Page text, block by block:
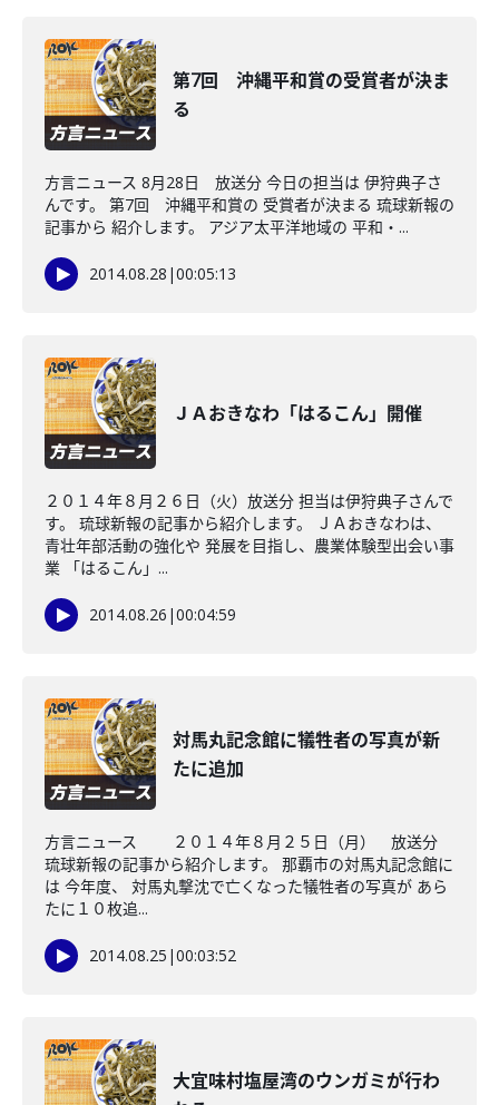
第7回 沖縄平和賞の受賞者が決ま
る
方言ニュース 8月28日 放送分 今日の担当は 伊狩典子さ
んです。 第7回 沖縄平和賞の 受賞者が決まる 琉球新報の
記事から 紹介します。 アジア太平洋地域の 平和・...
2014.08.28 |00:05:13
ＪＡおきなわ「はるこん」開催
２０１４年８月２６日（火）放送分 担当は伊狩典子さんで
す。 琉球新報の記事から紹介します。 ＪＡおきなわは、
青壮年部活動の強化や 発展を目指し、農業体験型出会い事
業 「はるこん」...
2014.08.26 |00:04:59
対馬丸記念館に犠牲者の写真が新
たに追加
方言ニュース ２０１４年８月２５日（月） 放送分
琉球新報の記事から紹介します。 那覇市の対馬丸記念館に
は 今年度、 対馬丸撃沈で亡くなった犠牲者の写真が あら
たに１０枚追...
2014.08.25 |00:03:52
大宜味村塩屋湾のウンガミが行わ